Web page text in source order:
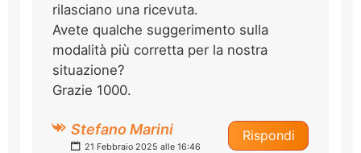
rilasciano una ricevuta.
Avete qualche suggerimento sulla
modalità più corretta per la nostra
situazione?
Grazie 1000.
Rispondi
Stefano Marini
21 Febbraio 2025 alle 16:46